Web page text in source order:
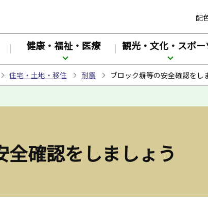
配
健康・福祉・医療 観光・文化・スポー
住宅・土地・移住 耐震 ブロック塀等の安全確認をし
全確認をしましょう